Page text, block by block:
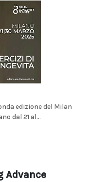
edizione del Milan
dal 21 al...
Advance